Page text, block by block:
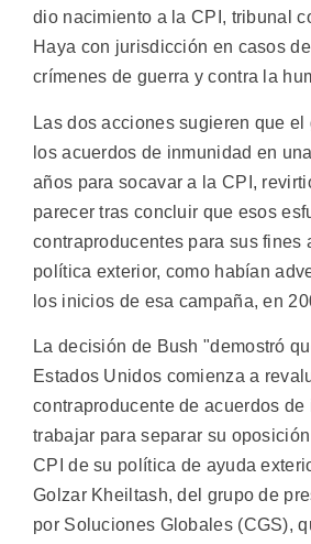
dio nacimiento a la CPI, tribunal
Haya con jurisdicción en casos
crímenes de guerra y contra la
Las dos acciones sugieren que
los acuerdos de inmunidad en
años para socavar a la CPI,
parecer tras concluir que esos
contraproducentes para sus fines
política exterior, como habían
los inicios de esa campaña, en
La decisión de Bush "demostró
Estados Unidos comienza a
contraproducente de acuerdos de
trabajar para separar su
CPI de su política de ayuda
Golzar Kheiltash, del grupo de
por Soluciones Globales (CGS),